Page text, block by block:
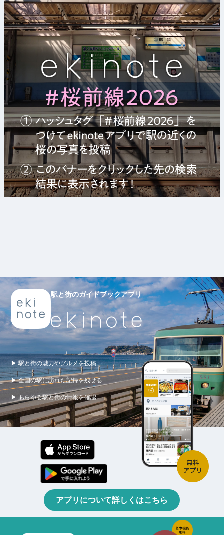
駅と街のガイドブックアプリ
▶ 駅と街の魅力やグルメを投稿
▶ 全国の駅に訪れた記録を残せる
▶ あらゆる駅と街の情報を確認
アプリについて詳しくはこちら